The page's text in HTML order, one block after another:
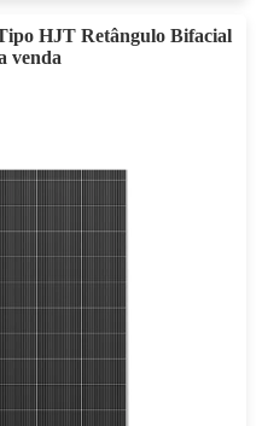
HJT Retângulo Bifacial
venda